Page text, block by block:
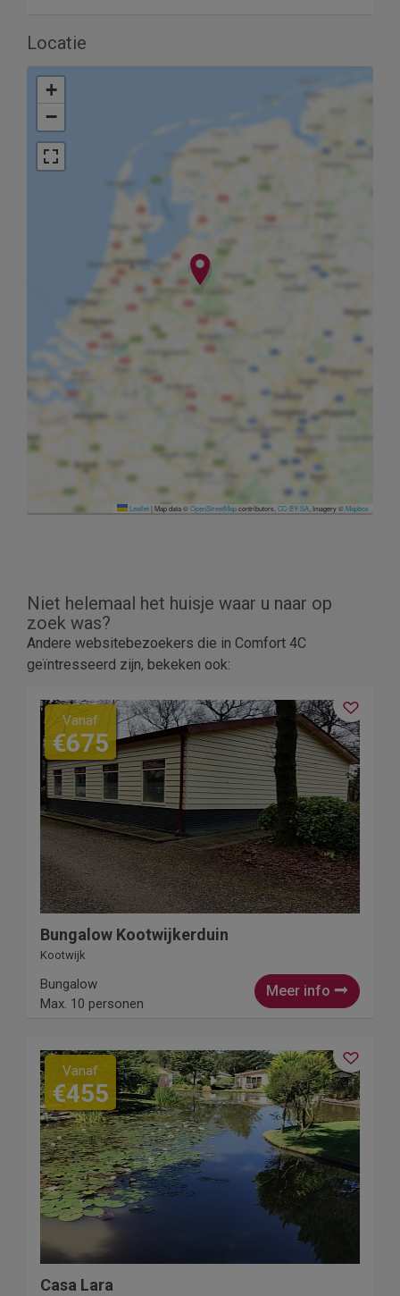
Locatie
+
−
Leaflet|Map data ©OpenStreetMapcontributors,CC-BY-SA, Imagery ©Mapbox
Niet helemaal het huisje waar u naar op
zoek was?
Andere websitebezoekers die in Comfort 4C
geïntresseerd zijn, bekeken ook:
Vanaf
€675
Bungalow Kootwijkerduin
Kootwijk
Meer info
Bungalow
Max. 10 personen
Vanaf
€455
Casa Lara